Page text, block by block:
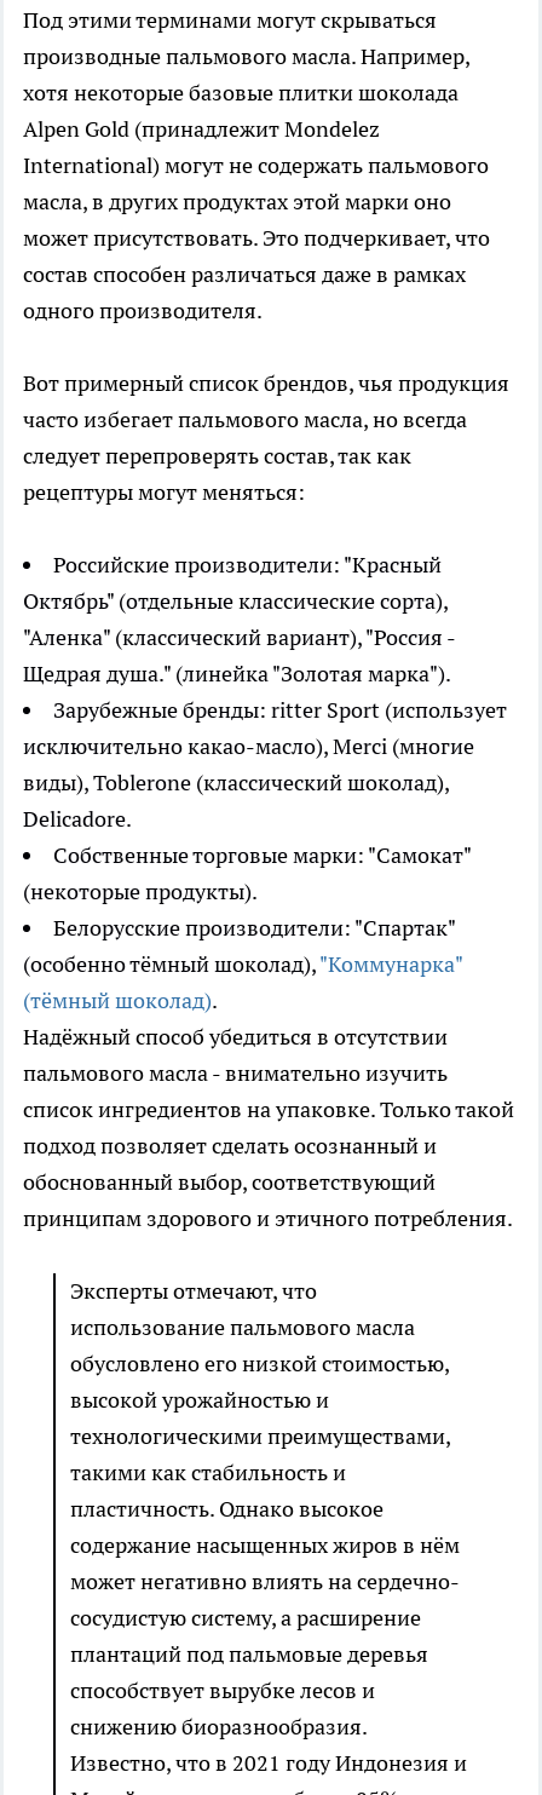
Под этими терминами могут скрываться
производные пальмового масла. Например,
хотя некоторые базовые плитки шоколада
Alpen Gold (принадлежит Mondelez
International) могут не содержать пальмового
масла, в других продуктах этой марки оно
может присутствовать. Это подчеркивает, что
состав способен различаться даже в рамках
одного производителя.
Вот примерный список брендов, чья продукция
часто избегает пальмового масла, но всегда
следует перепроверять состав, так как
рецептуры могут меняться:
Российские производители: "Красный
Октябрь" (отдельные классические сорта),
"Аленка" (классический вариант), "Россия -
Щедрая душа." (линейка "Золотая марка").
Зарубежные бренды: ritter Sport (использует
исключительно какао-масло), Merci (многие
виды), Toblerone (классический шоколад),
Delicadore.
Собственные торговые марки: "Самокат"
(некоторые продукты).
Белорусские производители: "Спартак"
(особенно тёмный шоколад),"Коммунарка"
(тёмный шоколад).
Надёжный способ убедиться в отсутствии
пальмового масла - внимательно изучить
список ингредиентов на упаковке. Только такой
подход позволяет сделать осознанный и
обоснованный выбор, соответствующий
принципам здорового и этичного потребления.
Эксперты отмечают, что
использование пальмового масла
обусловлено его низкой стоимостью,
высокой урожайностью и
технологическими преимуществами,
такими как стабильность и
пластичность. Однако высокое
содержание насыщенных жиров в нём
может негативно влиять на сердечно-
сосудистую систему, а расширение
плантаций под пальмовые деревья
способствует вырубке лесов и
снижению биоразнообразия.
Известно, что в 2021 году Индонезия и